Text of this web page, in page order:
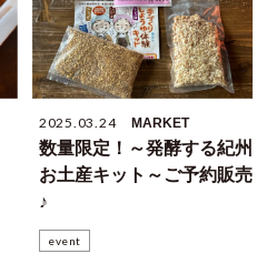
2025.03.24 MARKET
数量限定！～発酵する紀州
お土産キット～ご予約販売
♪
event